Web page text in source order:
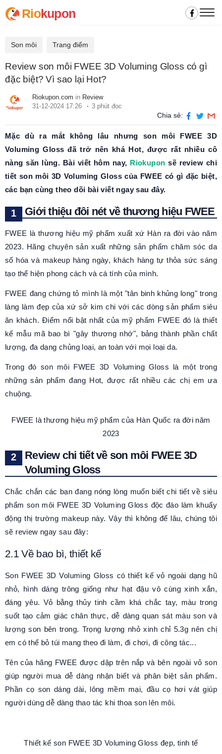
Riokupon
Son môi Trang điểm
Review son môi FWEE 3D Voluming Gloss có gì
đặc biệt? Vì sao lại Hot?
Riokupon.com in Review
31-12-2024 17:26
3 phút đọc
Chia sẻ:
Mặc dù ra mắt không lâu nhưng son môi FWEE 3D
Voluming Gloss đã trở nên khá Hot, được rất nhiều cô
nàng săn lùng. Bài viết hôm nay, Riokupon sẽ review chi
tiết son môi 3D Voluming Gloss của FWEE có gì đặc biệt,
các bạn cùng theo dõi bài viết ngay sau đây.
Giới thiệu đôi nét về thương hiệu FWEE
FWEE là thương hiệu mỹ phẩm xuất xứ Hàn ra đời vào năm
2023. Hãng chuyên sản xuất những sản phẩm chăm sóc da
số hóa và makeup hàng ngày, khách hàng tự thỏa sức sáng
tạo thể hiện phong cách và cá tính của mình.
FWEE đang chứng tỏ mình là một "tân binh khủng long" trong
làng làm đẹp của xứ sở kim chi với các dòng sản phẩm siêu
ăn khách. Điểm nổi bật nhất của mỹ phẩm FWEE đó là thiết
kế mẫu mã bao bì "gây thương nhớ", bảng thành phần chất
lượng, đa dạng chủng loại, an toàn với mọi loại da.
Trong đó son môi FWEE 3D Voluming Gloss là một trong
những sản phẩm đang Hot, được rất nhiều các chị em ưa
chuộng.
FWEE là thương hiệu mỹ phẩm của Hàn Quốc ra đời năm
2023
Review chi tiết về son môi FWEE 3D
Voluming Gloss
Chắc chắn các bạn đang nóng lòng muốn biết chi tiết về siêu
phẩm son môi FWEE 3D Voluming Gloss độc đáo làm khuấy
động thị trường makeup này. Vậy thì không để lâu, chúng tôi
sẽ review ngay sau đây:
2.1 Về bao bì, thiết kế
Son FWEE 3D Voluming Gloss có thiết kế vỏ ngoài dạng hũ
nhỏ, hình dáng trông giống như hạt đậu vô cùng xinh xắn,
đáng yêu. Vỏ bằng thủy tinh cầm khá chắc tay, màu trong
suốt tạo cảm giác chân thực, dễ dàng quan sát màu son và
lượng son bên trong. Trọng lượng nhỏ xinh chỉ 5.3g nên chị
em có thể bỏ túi mang theo đi làm, đi chơi, đi công tác...
Tên của hãng FWEE được dập trên nắp và bên ngoài vỏ son
giúp người mua dễ dàng nhận biết và phân biệt sản phẩm.
Phần cọ son dáng dài, lông mềm mại, đầu cọ hơi vát giúp
người dùng dễ dàng thao tác khi thoa son lên môi.
Thiết kế son FWEE 3D Voluming Gloss đẹp, tinh tế